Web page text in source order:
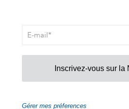
Inscrivez-vous sur la
Gérer mes préferences